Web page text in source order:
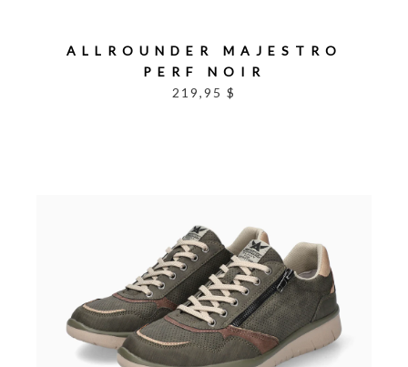
ALLROUNDER MAJESTRO
PERF NOIR
219,95 $